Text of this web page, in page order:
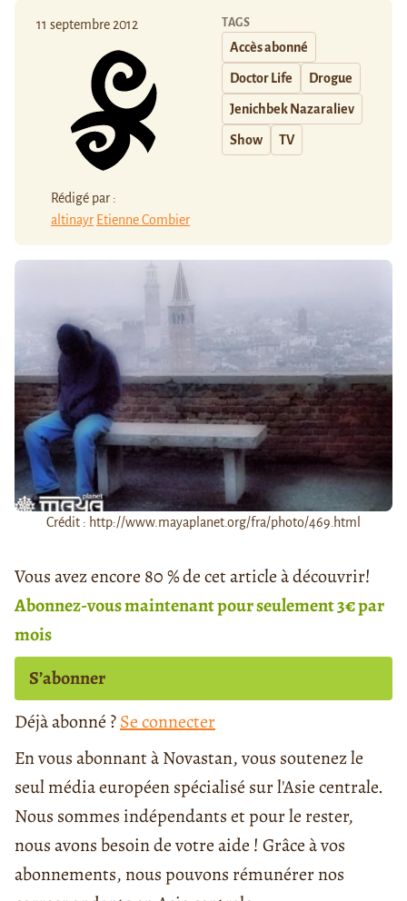
11 septembre 2012
Rédigé par :
altinayr Etienne Combier
TAGS
Accès abonné
Doctor Life Drogue
Jenichbek Nazaraliev
Show TV
Crédit : http://www.mayaplanet.org/fra/photo/469.html
Vous avez encore 80 % de cet article à découvrir!
Abonnez-vous maintenant pour seulement 3€ par
mois
S’abonner
Déjà abonné ?Se connecter
En vous abonnant à Novastan, vous soutenez le
seul média européen spécialisé sur l'Asie centrale.
Nous sommes indépendants et pour le rester,
nous avons besoin de votre aide ! Grâce à vos
abonnements, nous pouvons rémunérer nos